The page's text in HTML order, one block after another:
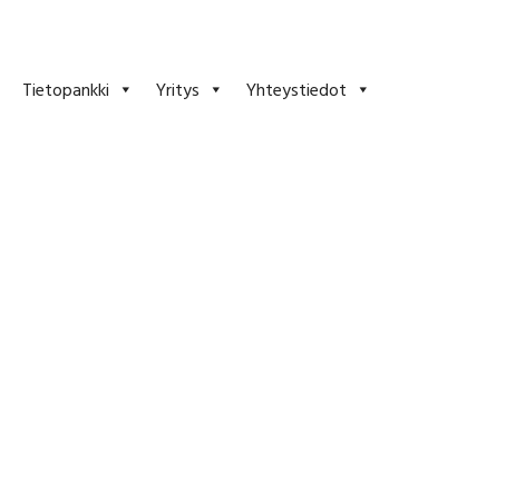
Tietopankki Yritys Yhteystiedot